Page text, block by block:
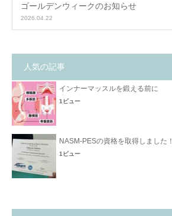
ゴールデンウィークのお知らせ
2026.04.22
人気の記事
インナーマッスルを鍛える前に
1ビュー
NASM-PESの資格を取得しました！
1ビュー